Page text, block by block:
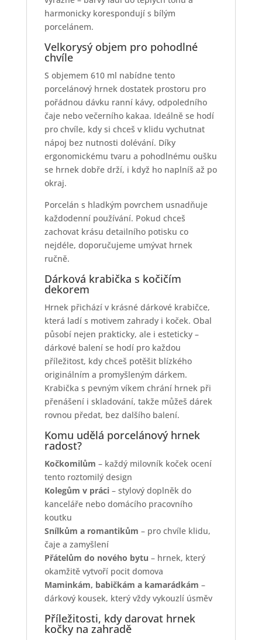
harmonicky korespondují s bílým
porcelánem.
Velkorysý objem pro pohodlné
chvíle
S objemem 610 ml nabídne tento
porcelánový hrnek dostatek prostoru pro
pořádnou dávku ranní kávy, odpoledního
čaje nebo večerního kakaa. Ideálně se hodí
pro chvíle, kdy si chceš v klidu vychutnat
nápoj bez nutnosti dolévání. Díky
ergonomickému tvaru a pohodlnému oušku
se hrnek dobře drží, i když ho naplníš až po
okraj.
Porcelán s hladkým povrchem usnadňuje
každodenní používání. Pokud chceš
zachovat krásu detailního potisku co
nejdéle, doporučujeme umývat hrnek
ručně.
Dárková krabička s kočičím
dekorem
Hrnek přichází v krásné dárkové krabičce,
která ladí s motivem zahrady i koček. Obal
působí nejen prakticky, ale i esteticky –
dárkové balení se hodí pro každou
příležitost, kdy chceš potěšit blízkého
originálním a promyšleným dárkem.
Krabička s pevným víkem chrání hrnek při
přenášení i skladování, takže můžeš dárek
rovnou předat, bez dalšího balení.
Komu udělá porcelánový hrnek
radost?
Kočkomilům – každý milovník koček ocení
tento roztomilý design
Kolegům v práci– stylový doplněk do
kanceláře nebo domácího pracovního
koutku
Snílkům a romantikům – pro chvíle klidu,
čaje a zamyšlení
Přátelům do nového bytu – hrnek, který
okamžitě vytvoří pocit domova
Maminkám, babičkám a kamarádkám –
dárkový kousek, který vždy vykouzlí úsměv
Příležitosti, kdy darovat hrnek
kočky na zahradě